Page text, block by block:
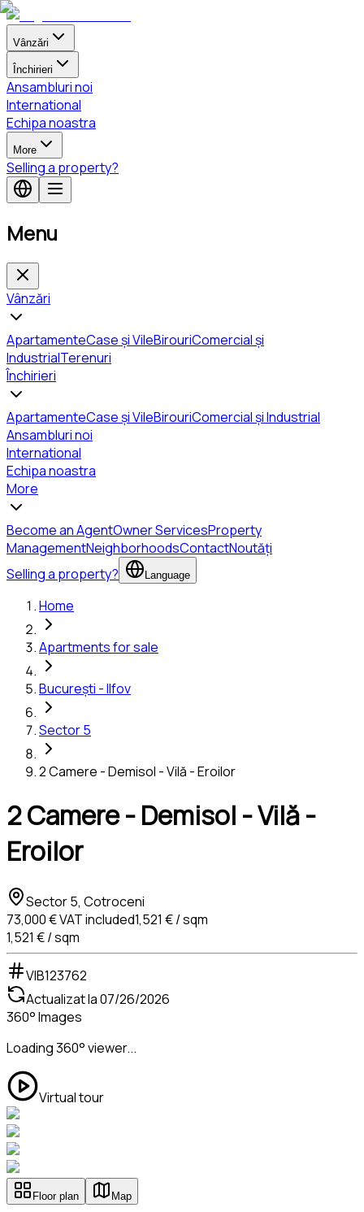
Vânzări
Închirieri
Ansambluri noi
International
Echipa noastra
More
Selling a property?
Menu
Vânzări
ApartamenteCase și VileBirouriComercial și
IndustrialTerenuri
Închirieri
ApartamenteCase și VileBirouriComercial și Industrial
Ansambluri noi
International
Echipa noastra
More
Become an AgentOwner ServicesProperty
ManagementNeighborhoodsContactNoutăți
Selling a property?
Language
Home
Apartments for sale
București - Ilfov
Sector 5
2 Camere - Demisol - Vilă - Eroilor
2 Camere - Demisol - Vilă -
Eroilor
Sector 5, Cotroceni
73,000 €VAT included1,521 € / sqm
1,521 € / sqm
VIB123762
Actualizat la07/26/2026
360° Images
Loading 360° viewer...
Virtual tour
Floor plan Map